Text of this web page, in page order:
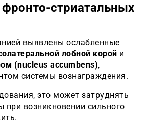
стриатальных
выявлены ослабленные
лобной корой и
(nucleus accumbens),
системы вознаграждения.
это может затруднять
при возникновении сильного